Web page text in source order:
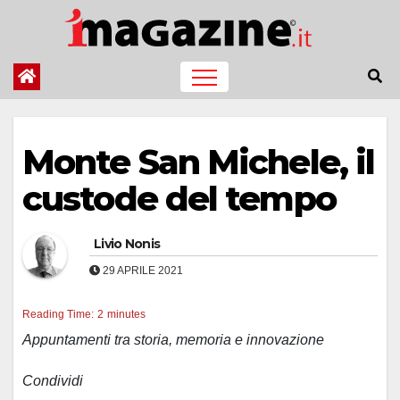
contenuto
Monte San Michele, il
custode del tempo
Livio Nonis
29 APRILE 2021
Reading Time: 2 minutes
Appuntamenti tra storia, memoria e innovazione
Condividi